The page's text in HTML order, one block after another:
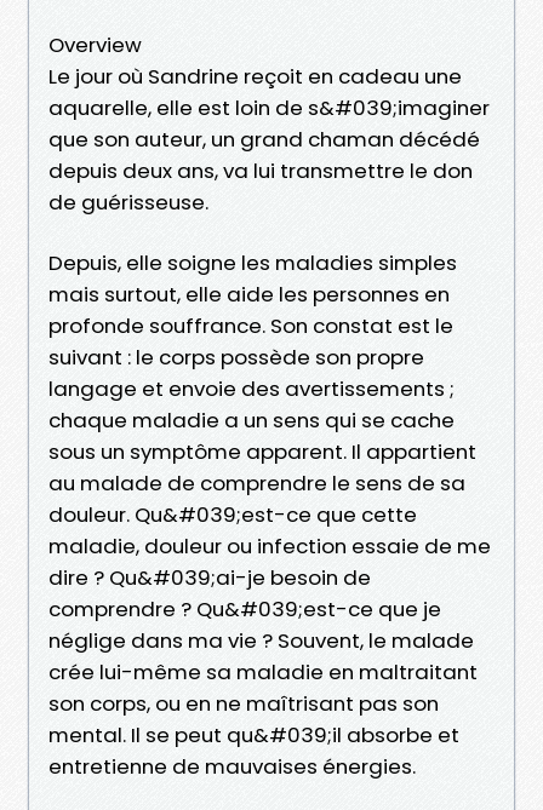
Overview
Le jour où Sandrine reçoit en cadeau une
aquarelle, elle est loin de s&#039;imaginer
que son auteur, un grand chaman décédé
depuis deux ans, va lui transmettre le don
de guérisseuse.
Depuis, elle soigne les maladies simples
mais surtout, elle aide les personnes en
profonde souffrance. Son constat est le
suivant : le corps possède son propre
langage et envoie des avertissements ;
chaque maladie a un sens qui se cache
sous un symptôme apparent. Il appartient
au malade de comprendre le sens de sa
douleur. Qu&#039;est-ce que cette
maladie, douleur ou infection essaie de me
dire ? Qu&#039;ai-je besoin de
comprendre ? Qu&#039;est-ce que je
néglige dans ma vie ? Souvent, le malade
crée lui-même sa maladie en maltraitant
son corps, ou en ne maîtrisant pas son
mental. Il se peut qu&#039;il absorbe et
entretienne de mauvaises énergies.